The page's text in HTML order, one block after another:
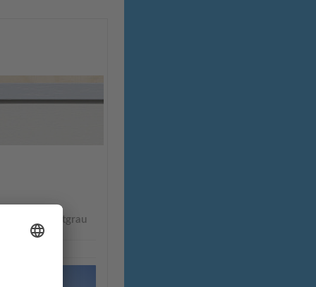
klein Lichtgrau
x 24 cm